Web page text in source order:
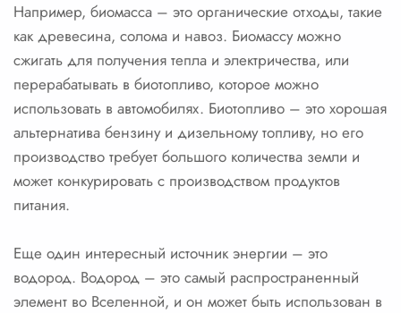
Например, биомасса – это органические отходы, такие
как древесина, солома и навоз. Биомассу можно
сжигать для получения тепла и электричества, или
перерабатывать в биотопливо, которое можно
использовать в автомобилях. Биотопливо – это хорошая
альтернатива бензину и дизельному топливу, но его
производство требует большого количества земли и
может конкурировать с производством продуктов
питания.
Еще один интересный источник энергии – это
водород. Водород – это самый распространенный
элемент во Вселенной, и он может быть использован в